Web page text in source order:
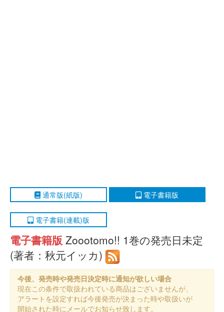
通常版(紙版) 電子書籍版
電子書籍(連載)版
電子書籍版 Zoootomo!! 1巻の発売日未定
(著者：秋元イッカ)
今後、発売時や発売日決定時に通知が欲しい場合
現在この条件で取扱われている商品はございませんが、
アラートを設定すれば今後発売が決まった時や取扱いが
開始された時にメールでお知らせ致します。